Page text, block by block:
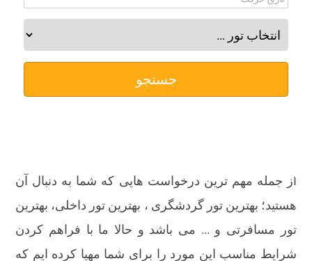
جستجو
از جمله مهم ترین درخواست هایی که شما به دنبال آن
هستید؛ بهترین تور گردشگری ، بهترین تور داخلی، بهترین
تور مسافرتی و ... می باشد و حالا ما با فراهم کردن
شرایط مناسب این مورد را برای شما مهیا کرده ایم که